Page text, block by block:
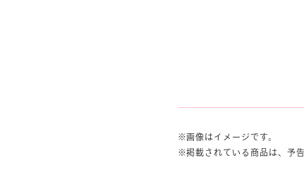
画像はイメージです。
掲載されている商品は、予